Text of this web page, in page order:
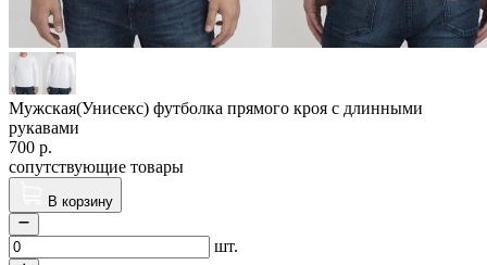
Мужская(Унисекс) футболка прямого кроя с длинными
рукавами
700 р.
сопутствующие товары
В корзину
шт.